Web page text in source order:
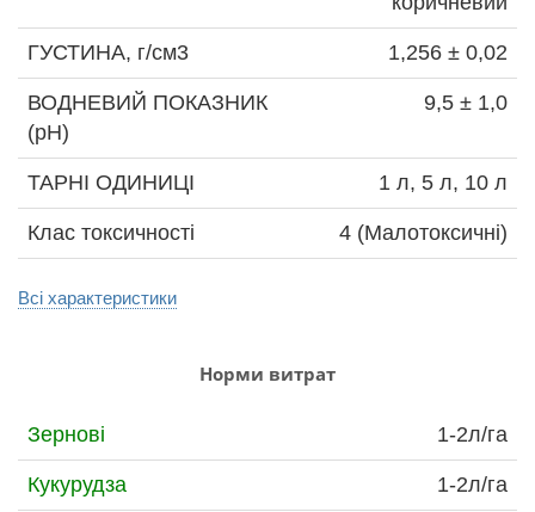
ГУСТИНА, г/см3 1,256 ± 0,02
ВОДНЕВИЙ ПОКАЗНИК
(pH)
9,5 ± 1,0
ТАРНІ ОДИНИЦІ 1 л, 5 л, 10 л
Клас токсичності 4 (Малотоксичні)
Всі характеристики
Норми витрат
Зернові 1-2л/га
Кукурудза 1-2л/га